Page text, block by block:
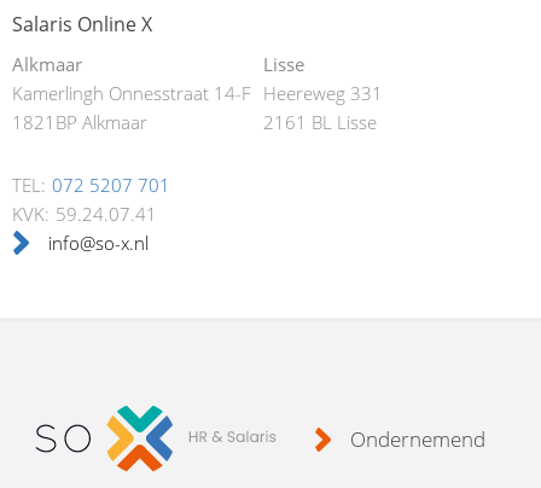
Salaris Online X
Alkmaar
Kamerlingh Onnesstraat 14-F
1821BP Alkmaar
Lisse
Heereweg 331
2161 BL Lisse
TEL: 072 5207 701
KVK: 59.24.07.41
info@so-x.nl
Ondernemend